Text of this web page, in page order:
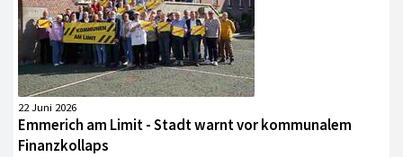
22 Juni 2026
Emmerich am Limit - Stadt warnt vor kommunalem
Finanzkollaps